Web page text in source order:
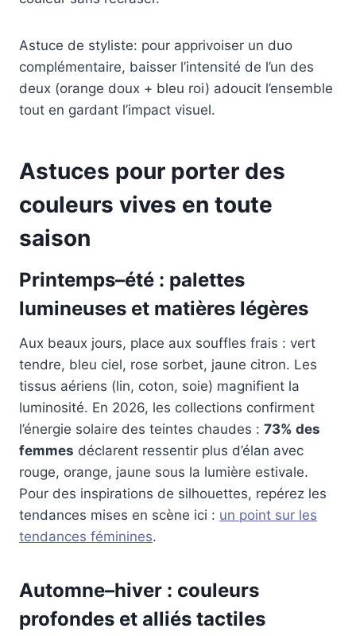
Astuce de styliste: pour apprivoiser un duo
complémentaire, baisser l’intensité de l’un des
deux (orange doux + bleu roi) adoucit l’ensemble
tout en gardant l’impact visuel.
Astuces pour porter des
couleurs vives en toute
saison
Printemps–été : palettes
lumineuses et matières légères
Aux beaux jours, place aux souffles frais : vert
tendre, bleu ciel, rose sorbet, jaune citron. Les
tissus aériens (lin, coton, soie) magnifient la
luminosité. En 2026, les collections confirment
l’énergie solaire des teintes chaudes : 73% des
femmes déclarent ressentir plus d’élan avec
rouge, orange, jaune sous la lumière estivale.
Pour des inspirations de silhouettes, repérez les
tendances mises en scène ici : un point sur les
tendances féminines.
Automne–hiver : couleurs
profondes et alliés tactiles